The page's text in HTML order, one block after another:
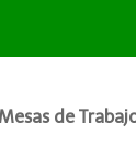
Mesas de